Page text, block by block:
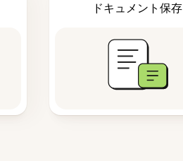
ドキュメント保存